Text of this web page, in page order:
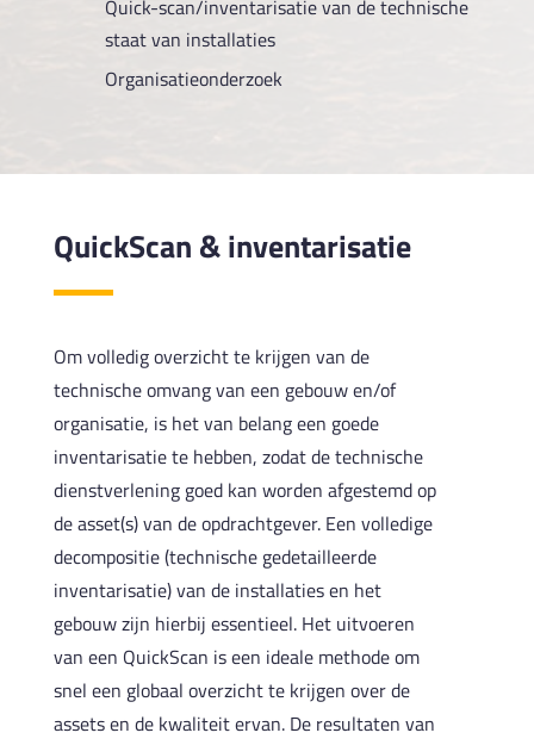
Quick-scan/inventarisatie van de technische
staat van installaties
Organisatieonderzoek
QuickScan & inventarisatie
Om volledig overzicht te krijgen van de
technische omvang van een gebouw en/of
organisatie, is het van belang een goede
inventarisatie te hebben, zodat de technische
dienstverlening goed kan worden afgestemd op
de asset(s) van de opdrachtgever. Een volledige
decompositie (technische gedetailleerde
inventarisatie) van de installaties en het
gebouw zijn hierbij essentieel. Het uitvoeren
van een QuickScan is een ideale methode om
snel een globaal overzicht te krijgen over de
assets en de kwaliteit ervan. De resultaten van